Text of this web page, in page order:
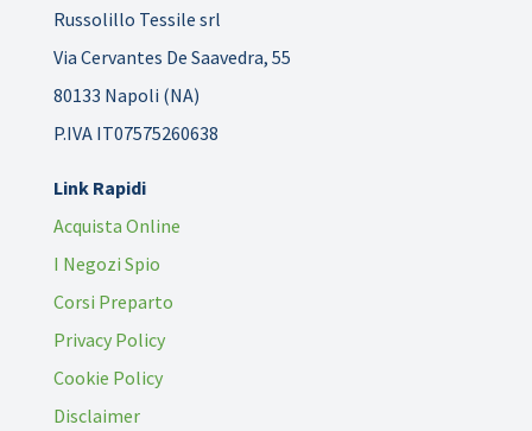
Russolillo Tessile srl
Via Cervantes De Saavedra, 55
80133 Napoli (NA)
P.IVA IT07575260638
Link Rapidi
Acquista Online
I Negozi Spio
Corsi Preparto
Privacy Policy
Cookie Policy
Disclaimer